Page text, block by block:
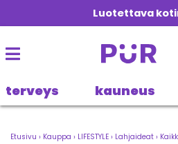
Luotettava
terveys kauneus
Etusivu › Kauppa › LIFESTYLE › Lahjaideat ›